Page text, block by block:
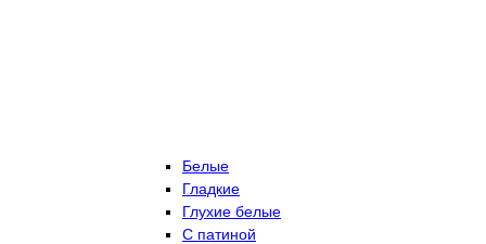
Белые
Гладкие
Глухие белые
С патиной